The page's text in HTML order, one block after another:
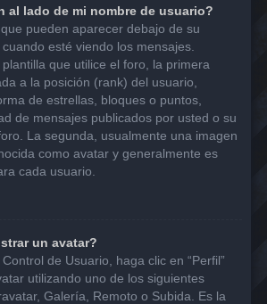
al lado de mi nombre de usuario?
pueden aparecer debajo de su
esté viendo los mensajes.
que utilice el foro, la primera
a la posición (rank) del usuario,
de estrellas, bloques o puntos,
de mensajes publicados por usted o su
La segunda, usualmente una imagen
como avatar y generalmente es
cada usuario.
un avatar?
de Usuario, haga clic en “Perfil”
utilizando uno de los siguientes
Galería, Remoto o Subida. Es la